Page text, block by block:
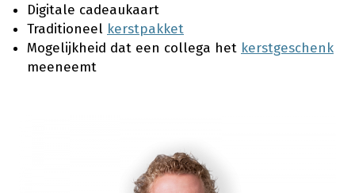
Digitale cadeaukaart
Traditioneel kerstpakket
Mogelijkheid dat een collega het kerstgeschenk
meeneemt